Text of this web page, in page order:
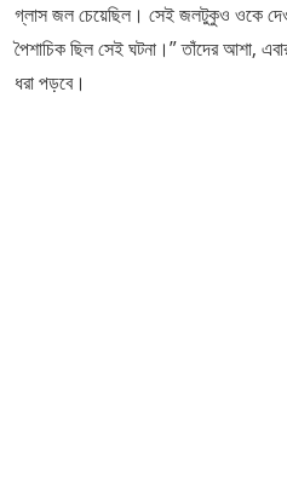
গ্লাস জল চেয়েছিল। সেই জলটুকুও ওকে
পৈশাচিক ছিল সেই ঘটনা।” তাঁদের আশা,
ধরা পড়বে।